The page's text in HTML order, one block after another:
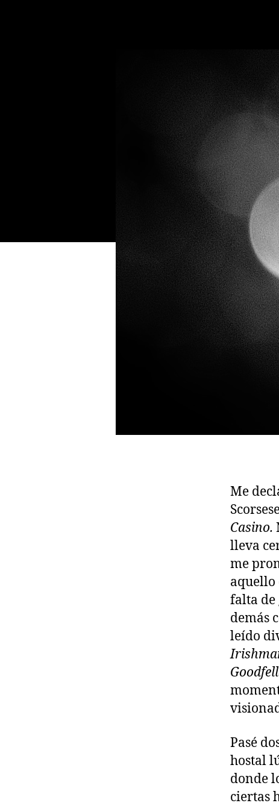
Me
Casino.
lleva
me
aquello
falta de
demás
leído
Pasé
hostal
donde
ciertas